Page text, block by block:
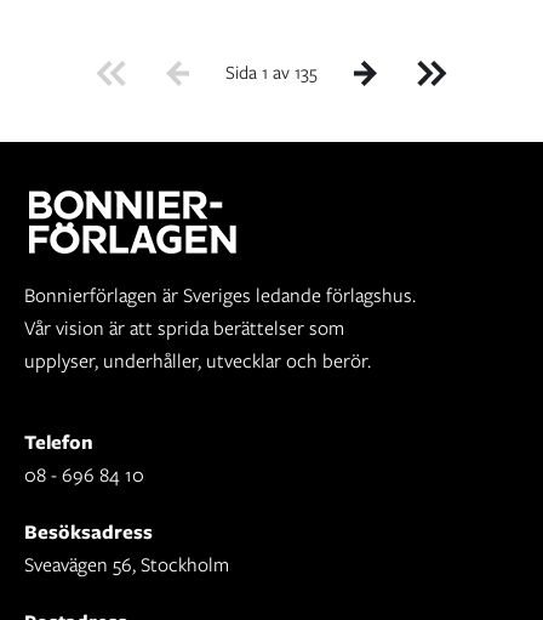
Sida 1 av 135
Bonnierförlagen är Sveriges ledande förlagshus.
Vår vision är att sprida berättelser som
upplyser, underhåller, utvecklar och berör.
Telefon
08 - 696 84 10
Besöksadress
Sveavägen 56, Stockholm